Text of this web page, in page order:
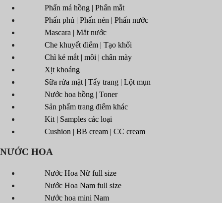
Phấn má hồng | Phấn mắt
Phấn phủ | Phấn nén | Phấn nước
Mascara | Mắt nước
Che khuyết điểm | Tạo khối
Chì kẻ mắt | môi | chân mày
Xịt khoáng
Sữa rửa mặt | Tẩy trang | Lột mụn
Nước hoa hồng | Toner
Sản phẩm trang điểm khác
Kit | Samples các loại
Cushion | BB cream | CC cream
NƯỚC HOA
Nước Hoa Nữ full size
Nước Hoa Nam full size
Nước hoa mini Nam